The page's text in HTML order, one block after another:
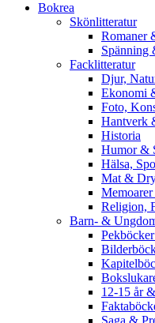
Bokrea
Skönlitteratur
Romaner
Spänning
Facklitteratur
Djur,
Ekonomi
Foto,
Hantverk
Historia
Humor &
Hälsa,
Mat &
Religion,
Barn- &
12-15 år
Saga &